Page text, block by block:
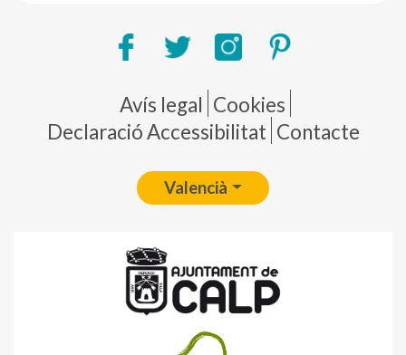
Pie de página
Avís legal Cookies
Declaració Accessibilitat Contacte
Valencià